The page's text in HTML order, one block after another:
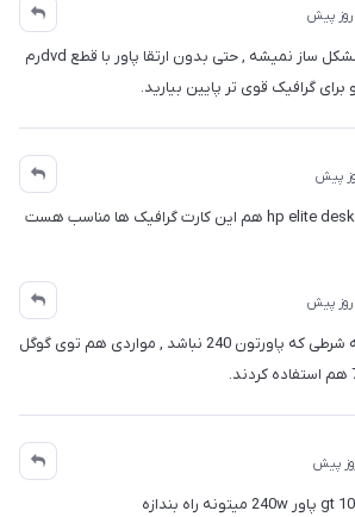
سلام وقت بخیر , خیر مشکل ساز نمیشه , حتی بدون ارتقا پاور با قطع dvdرم
گرافیک قوی تر پایین بیارید.
سلام برای مینی کیس hp elite desk g1 هم این کارت گرافیک ها مناسب هست
سلام وقت بخیر , بله به شرطی که پاورتون 240 نباشد , مواردی هم توی گوگل